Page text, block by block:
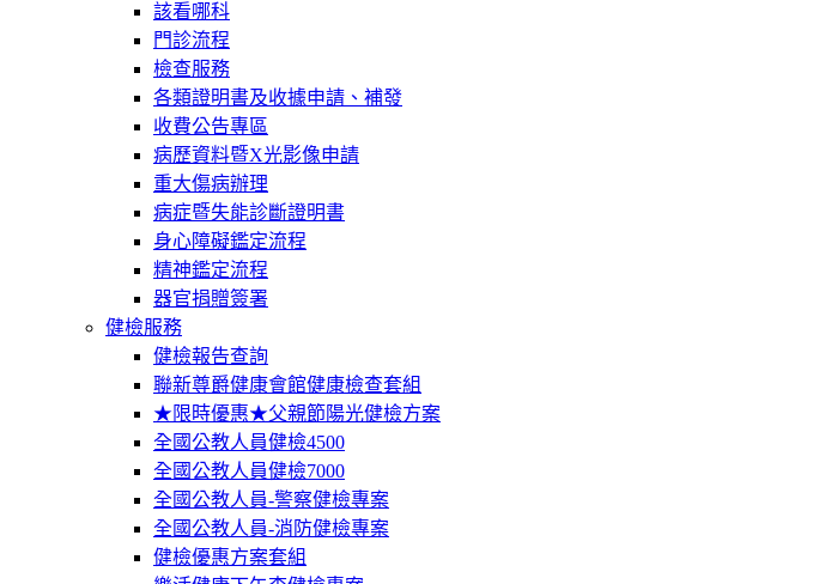
該看哪科
門診流程
檢查服務
各類證明書及收據申請、補發
收費公告專區
病歷資料暨X光影像申請
重大傷病辦理
病症暨失能診斷證明書
身心障礙鑑定流程
精神鑑定流程
器官捐贈簽署
健檢服務
健檢報告查詢
聯新尊爵健康會館健康檢查套組
★限時優惠★父親節陽光健檢方案
全國公教人員健檢4500
全國公教人員健檢7000
全國公教人員-警察健檢專案
全國公教人員-消防健檢專案
健檢優惠方案套組